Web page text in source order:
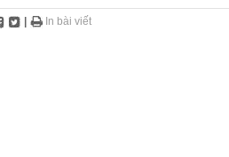
| In bài viết